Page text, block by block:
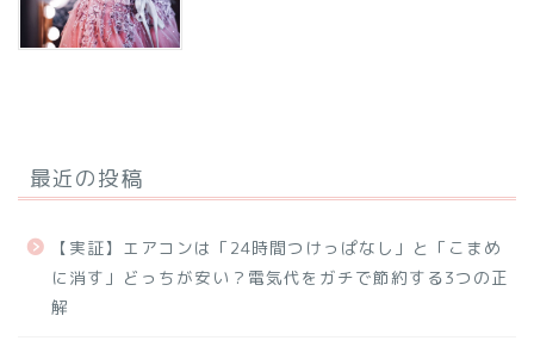
最近の投稿
【実証】エアコンは「24時間つけっぱなし」と「こまめ
に消す」どっちが安い？電気代をガチで節約する3つの正
解